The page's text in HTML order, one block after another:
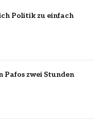
Politik zu einfach
Pafos zwei Stunden